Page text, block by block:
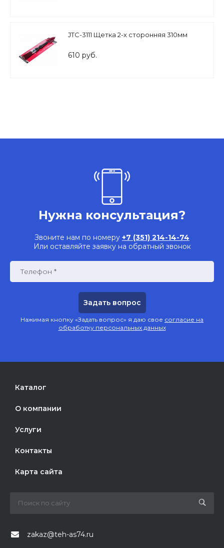
JTC-3111 Щетка 2-х сторонняя 310мм
610 руб.
Нужна консультация?
Звоните нам по номеру +7 (351) 214-14-74
Или оставляйте заявку на обратный звонок
Телефон *
Нажимая кнопку «Задать вопрос» я даю свое согласие на
обработку персональных данных
Каталог
О компании
Услуги
Контакты
Карта сайта
zakaz@teh-as74.ru